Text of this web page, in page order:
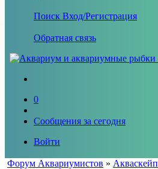
Поиск Вход/Регистрация
Обратная связь
0
Сообщения за сегодня
Войти
Форум Аквариумистов » Акваскейп